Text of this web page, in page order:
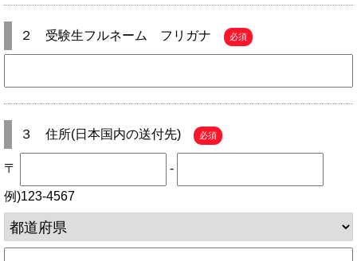
２ 受験生フルネーム フリガナ 必須
３ 住所(日本国内の送付先) 必須
〒 -
例)123-4567